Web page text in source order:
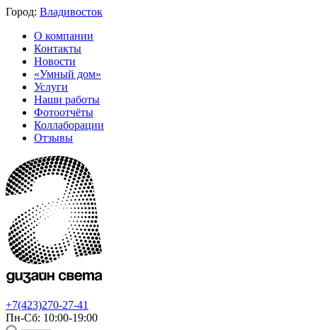
Город: Владивосток
О компании
Контакты
Новости
«Умный дом»
Услуги
Наши работы
Фотоотчёты
Коллаборации
Отзывы
+7(423)270-27-41
Пн-Сб: 10:00-19:00